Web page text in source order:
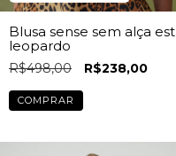
Blusa sense sem alça est
leopardo
R$498,00 R$238,00
COMPRAR